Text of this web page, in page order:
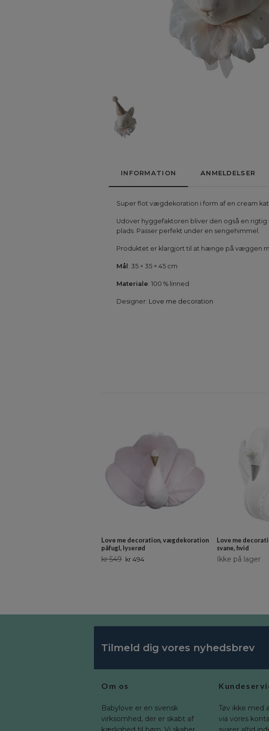
INFORMATION ANMELDELSER
Super flot vægdekoration i form af en cream
Udover hyggefaktoren bliver den også en
plads. Passer perfekt under en sengehimmel.
Produktet er klargjort til at hænge på væggen
Mål : 35 × 35 × 45 cm
Materiale: 100 % linned
Designer: Love me decoration
Love me decoration, vægdekoration
påfugl, lyserød
kr 549 kr 494
Love me
svane, hvid
Ikke på lager
Tilmeld dig vores nyhedsbrev
Om os
Babylove er en svensk
virksomhed, der er skabt af
Tøv ikke med
via vores